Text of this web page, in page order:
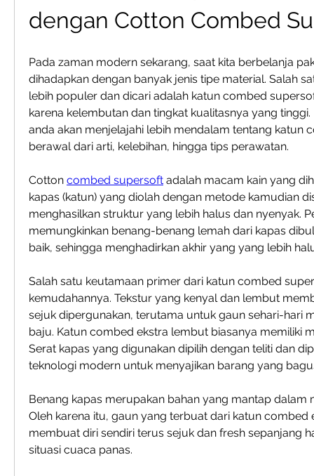
dengan Cotton Combed
Pada zaman modern sekarang, saat kita berbelanja
dihadapkan dengan banyak jenis tipe material. Salah
lebih populer dan dicari adalah katun combed
karena kelembutan dan tingkat kualitasnya yang tinggi.
anda akan menjelajahi lebih mendalam tentang katun
berawal dari arti, kelebihan, hingga tips perawatan.
Cotton combed supersoft adalah macam kain yang
kapas (katun) yang diolah dengan metode kamudian
menghasilkan struktur yang lebih halus dan nyenyak.
memungkinkan benang-benang lemah dari kapas
baik, sehingga menghadirkan akhir yang yang lebih
Salah satu keutamaan primer dari katun combed
kemudahannya. Tekstur yang kenyal dan lembut
sejuk dipergunakan, terutama untuk gaun sehari-hari
baju. Katun combed ekstra lembut biasanya memiliki
Serat kapas yang digunakan dipilih dengan teliti dan
teknologi modern untuk menyajikan barang yang
Benang kapas merupakan bahan yang mantap dalam
Oleh karena itu, gaun yang terbuat dari katun combed
membuat diri sendiri terus sejuk dan fresh sepanjang
situasi cuaca panas.